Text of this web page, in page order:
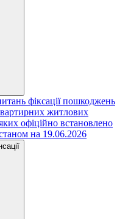
фіксації пошкоджень
житлових
офіційно встановлено
на 19.06.2026